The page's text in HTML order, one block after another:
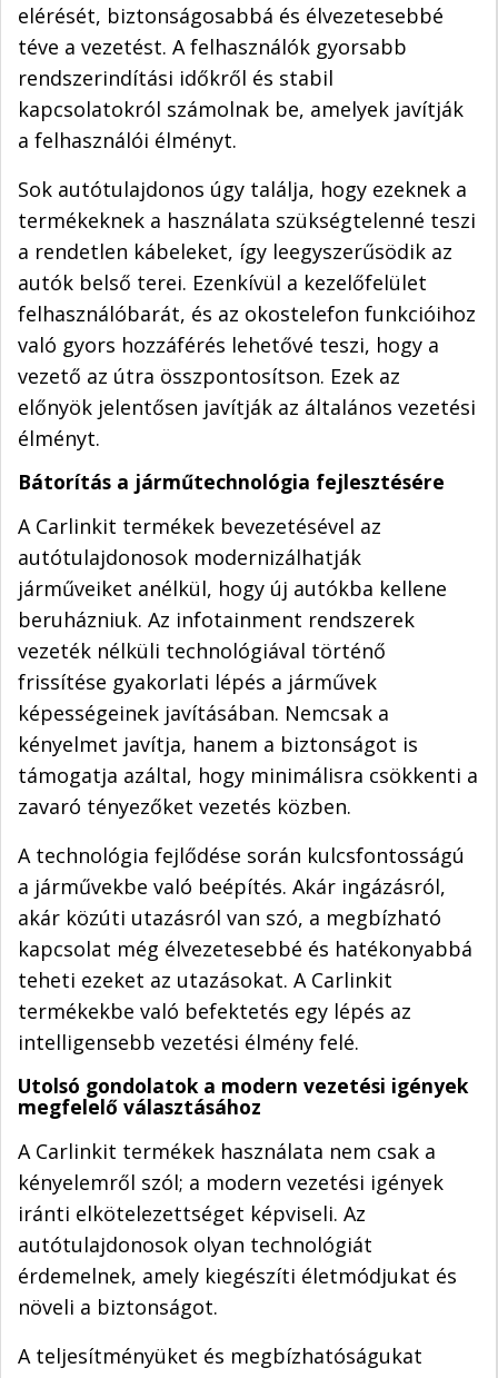
elérését, biztonságosabbá és élvezetesebbé
téve a vezetést. A felhasználók gyorsabb
rendszerindítási időkről és stabil
kapcsolatokról számolnak be, amelyek javítják
a felhasználói élményt.
Sok autótulajdonos úgy találja, hogy ezeknek a
termékeknek a használata szükségtelenné teszi
a rendetlen kábeleket, így leegyszerűsödik az
autók belső terei. Ezenkívül a kezelőfelület
felhasználóbarát, és az okostelefon funkcióihoz
való gyors hozzáférés lehetővé teszi, hogy a
vezető az útra összpontosítson. Ezek az
előnyök jelentősen javítják az általános vezetési
élményt.
Bátorítás a járműtechnológia fejlesztésére
A Carlinkit termékek bevezetésével az
autótulajdonosok modernizálhatják
járműveiket anélkül, hogy új autókba kellene
beruházniuk. Az infotainment rendszerek
vezeték nélküli technológiával történő
frissítése gyakorlati lépés a járművek
képességeinek javításában. Nemcsak a
kényelmet javítja, hanem a biztonságot is
támogatja azáltal, hogy minimálisra csökkenti a
zavaró tényezőket vezetés közben.
A technológia fejlődése során kulcsfontosságú
a járművekbe való beépítés. Akár ingázásról,
akár közúti utazásról van szó, a megbízható
kapcsolat még élvezetesebbé és hatékonyabbá
teheti ezeket az utazásokat. A Carlinkit
termékekbe való befektetés egy lépés az
intelligensebb vezetési élmény felé.
Utolsó gondolatok a modern vezetési igények
megfelelő választásához
A Carlinkit termékek használata nem csak a
kényelemről szól; a modern vezetési igények
iránti elkötelezettséget képviseli. Az
autótulajdonosok olyan technológiát
érdemelnek, amely kiegészíti életmódjukat és
növeli a biztonságot.
A teljesítményüket és megbízhatóságukat